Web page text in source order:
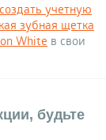
создать учетную
зубная щетка
White в свои
будьте